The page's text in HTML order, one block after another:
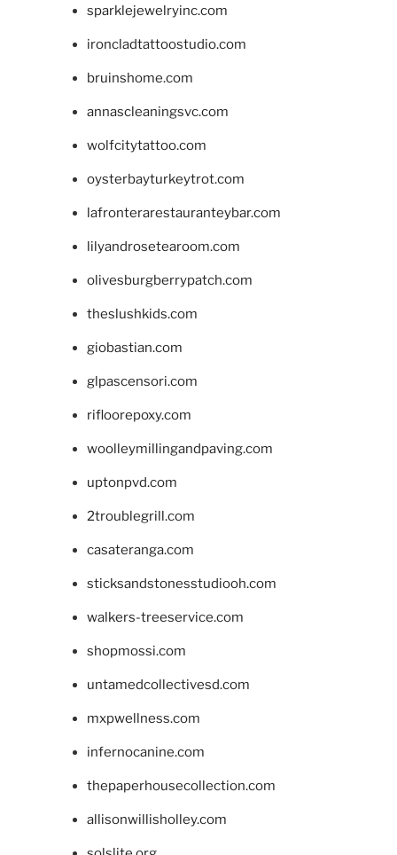
sparklejewelryinc.com
ironcladtattoostudio.com
bruinshome.com
annascleaningsvc.com
wolfcitytattoo.com
oysterbayturkeytrot.com
lafronterarestauranteybar.com
lilyandrosetearoom.com
olivesburgberrypatch.com
theslushkids.com
giobastian.com
glpascensori.com
rifloorepoxy.com
woolleymillingandpaving.com
uptonpvd.com
2troublegrill.com
casateranga.com
sticksandstonesstudiooh.com
walkers-treeservice.com
shopmossi.com
untamedcollectivesd.com
mxpwellness.com
infernocanine.com
thepaperhousecollection.com
allisonwillisholley.com